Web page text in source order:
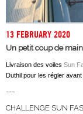
13 FEBRUARY 2020
Un petit coup de
Livraison des voiles Sun
Duthil pour les régler
---
CHALLENGE SUN